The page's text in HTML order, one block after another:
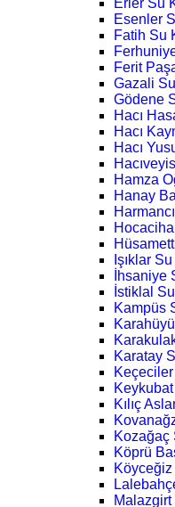
Erler Su
Esenler
Fatih Su
Ferit
Gazali
Gödene
Hacı
Hacı
Hacı
Hamza
Hanay
Işıklar
İhsaniye
İstiklal
Kampüs
Karatay
Kılıç
Kozağaç
Köprü
Köyceğiz
Malazgirt